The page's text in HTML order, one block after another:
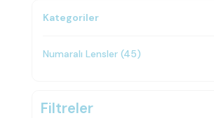
Kategoriler
Numaralı Lensler (45)
Filtreler